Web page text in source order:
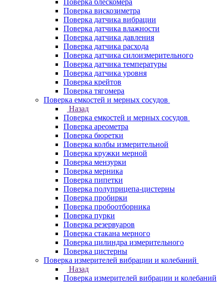
Поверка блескомера
Поверка вискозиметра
Поверка датчика вибрации
Поверка датчика влажности
Поверка датчика давления
Поверка датчика расхода
Поверка датчика силоизмерительного
Поверка датчика температуры
Поверка датчика уровня
Поверка крейтов
Поверка тягомера
Поверка емкостей и мерных сосудов
Назад
Поверка емкостей и мерных сосудов
Поверка ареометра
Поверка бюретки
Поверка колбы измерительной
Поверка кружки мерной
Поверка мензурки
Поверка мерника
Поверка пипетки
Поверка полуприцепа-цистерны
Поверка пробирки
Поверка пробоотборника
Поверка пурки
Поверка резервуаров
Поверка стакана мерного
Поверка цилиндра измерительного
Поверка цистерны
Поверка измерителей вибрации и колебаний
Назад
Поверка измерителей вибрации и колебаний